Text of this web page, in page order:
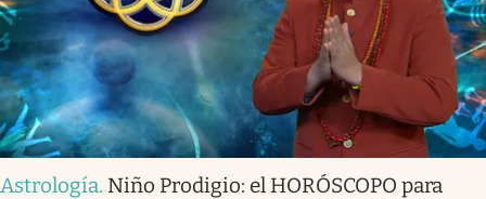
Astrología. Niño Prodigio: el HORÓSCOPO para